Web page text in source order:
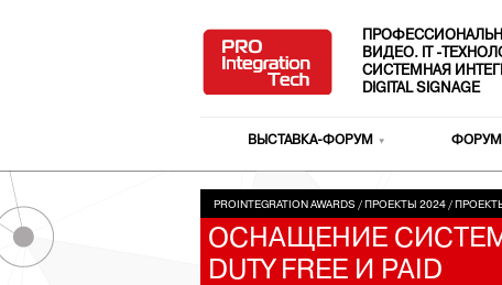
ВИДЕО. IT -
СИСТЕМНАЯ
DIGITAL SIGNAGE
ВЫСТАВКА-ФОРУМ ФОРУМ
PROINTEGRATION AWARDS / ПРОЕКТЫ 2024 /
ОСНАЩЕНИЕ
DUTY FREE И PAID